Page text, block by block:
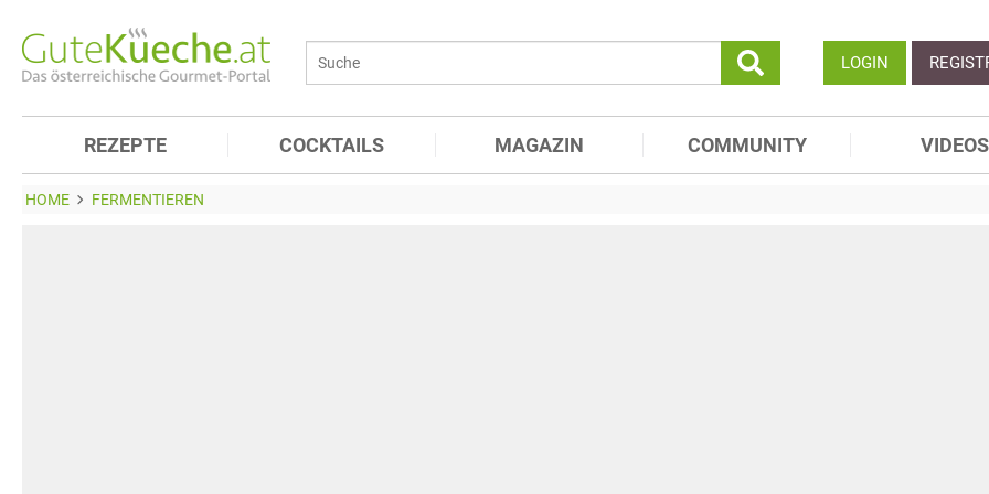
LOGIN
REZEPTE COCKTAILS MAGAZIN COMMUNITY VIDEOS
HOME FERMENTIEREN